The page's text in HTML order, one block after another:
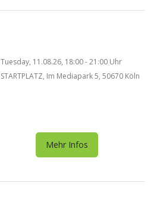
Tuesday, 11.08.26, 18:00 - 21:00 Uhr
STARTPLATZ, Im Mediapark 5, 50670 Köln
Mehr Infos